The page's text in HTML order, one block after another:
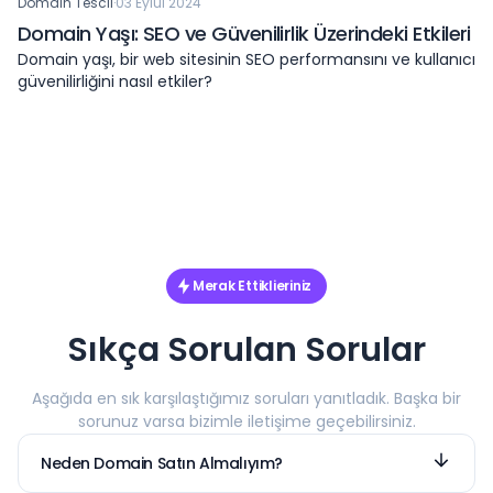
Domain Yaşı: SEO ve Güvenilirlik Üzerindeki Etkileri
Domain yaşı, bir web sitesinin SEO performansını ve kullanıcı
güvenilirliğini nasıl etkiler?
Merak Ettiklieriniz
Sıkça Sorulan Sorular
Aşağıda en sık karşılaştığımız soruları yanıtladık. Başka bir
sorunuz varsa bizimle iletişime geçebilirsiniz.
Neden Domain Satın Almalıyım?
Domain (alan adı), bir web sitesinin dijital